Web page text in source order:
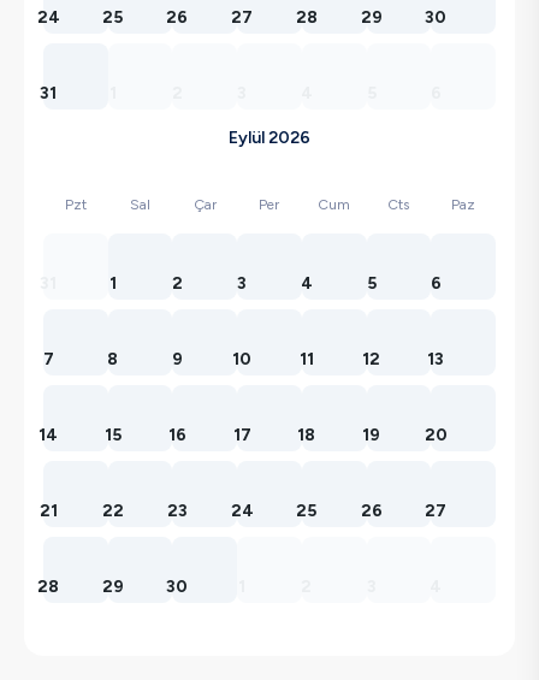
24 25 26 27 28 29 30
31
Eylül 2026
Pzt Sal Çar Per Cum Cts Paz
1 2 3 4 5 6
7 8 9 10 11 12 13
14 15 16 17 18 19 20
21 22 23 24 25 26 27
28 29 30